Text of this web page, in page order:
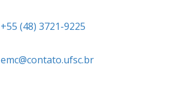
+55 (48) 3721-9225
emc@contato.ufsc.br